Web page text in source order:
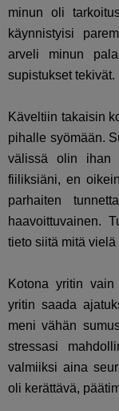
minun oli
käynnistyisi
arveli minun
supistukset tekivät.
Käveltiin takaisin
pihalle syömään.
välissä olin ihan
fiiliksiäni, en
parhaiten
haavoittuvainen.
tieto siitä mitä
Kotona yritin
yritin saada
meni vähän
stressasi
valmiiksi aina
oli kerättävä,